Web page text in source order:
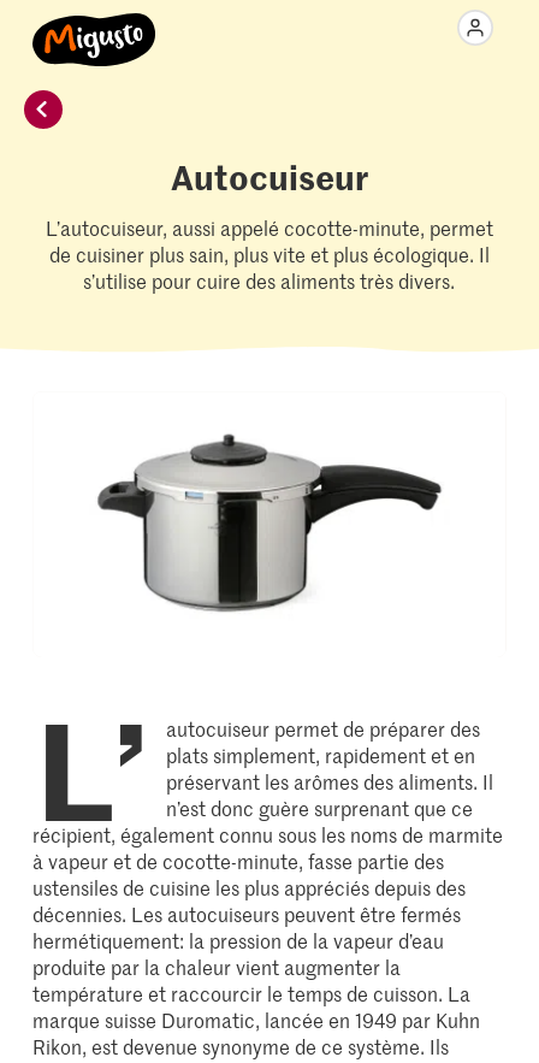
Autocuiseur
L’autocuiseur, aussi appelé cocotte-minute, permet
de cuisiner plus sain, plus vite et plus écologique. Il
s’utilise pour cuire des aliments très divers.
L’
autocuiseur permet de préparer des
plats simplement, rapidement et en
préservant les arômes des aliments. Il
n’est donc guère surprenant que ce
récipient, également connu sous les noms de marmite
à vapeur et de cocotte-minute, fasse partie des
ustensiles de cuisine les plus appréciés depuis des
décennies. Les autocuiseurs peuvent être fermés
hermétiquement: la pression de la vapeur d’eau
produite par la chaleur vient augmenter la
température et raccourcir le temps de cuisson. La
marque suisse Duromatic, lancée en 1949 par Kuhn
Rikon, est devenue synonyme de ce système. Ils